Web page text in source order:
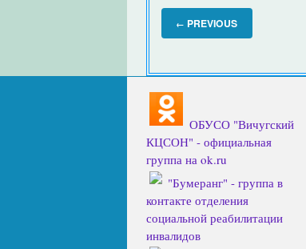
← PREVIOUS
ОБУСО "Вичугский
КЦСОН" - официальная
группа на ok.ru
"Бумеранг" - группа в
контакте отделения
социальной реабилитации
инвалидов